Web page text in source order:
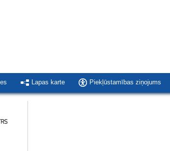
Lapas karte Piekļūstamības ziņojums